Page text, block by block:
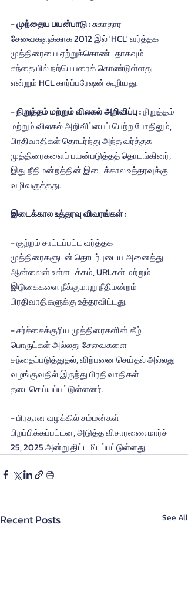
- முந்தைய பயன்பாடு : சுகாதார
சேவைகளுக்காக 2012 இல் 'HCL' வர்த்தக
முத்திரையை ஏற்றுக்கொண்டதாகவும்
சந்தையில் நற்பெயரைக் கொண்டுள்ளது
என்றும் HCL கார்ப்பரேஷன் கூறியது.
- நிறுத்தம் மற்றும் விலகல் அறிவிப்பு : நிறுத்தம்
மற்றும் விலகல் அறிவிப்பைப் பெற்ற போதிலும்,
பிரதிவாதிகள் தொடர்ந்து அந்த வர்த்தக
முத்திரைகளைப் பயன்படுத்தத் தொடங்கினர்,
இது நீதிமன்றத்தின் இடைக்கால உத்தரவுக்கு
வழிவகுத்தது.
இடைக்கால உத்தரவு விவரங்கள் :
- குற்றம் சாட்டப்பட்ட வர்த்தக
முத்திரைகளுடன் தொடர்புடைய அனைத்து
ஆன்லைன் உள்ளடக்கம், URLகள் மற்றும்
இடுகைகளை நீக்குமாறு நீதிமன்றம்
பிரதிவாதிகளுக்கு உத்தரவிட்டது.
- சர்ச்சைக்குரிய முத்திரைகளின் கீழ்
பொருட்கள் அல்லது சேவைகளை
சந்தைப்படுத்துதல், விற்பனை செய்தல் அல்லது
வழங்குவதில் இருந்து பிரதிவாதிகள்
தடைசெய்யப்பட்டுள்ளனர்.
- பிரதான வழக்கில் சம்மன்கள்
பிறப்பிக்கப்பட்டன, அடுத்த விசாரணை மார்ச்
25, 2025 அன்று திட்டமிடப்பட்டுள்ளது.
Recent Posts See All